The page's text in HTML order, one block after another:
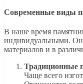
Современные виды
В наше время
индивидуальными.
материалов и в
Традиционные
Чаще всего